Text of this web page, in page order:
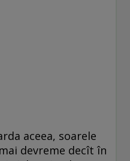
aceea, soarele
devreme decît în